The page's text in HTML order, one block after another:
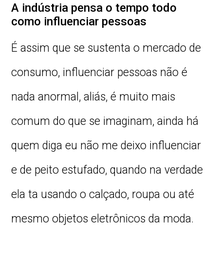
A indústria pensa o tempo todo
como influenciar pessoas
É assim que se sustenta o mercado de
consumo, influenciar pessoas não é
nada anormal, aliás, é muito mais
comum do que se imaginam, ainda há
quem diga eu não me deixo influenciar
e de peito estufado, quando na verdade
ela ta usando o calçado, roupa ou até
mesmo objetos eletrônicos da moda.